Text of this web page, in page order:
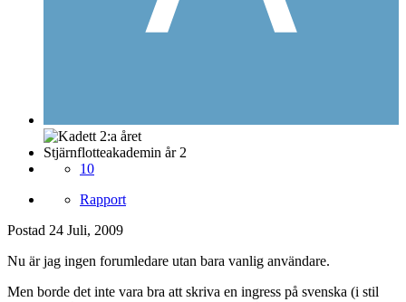
Stjärnflotteakademin år 2
10
Rapport
Postad 24 Juli, 2009
Nu är jag ingen forumledare utan bara vanlig användare.
Men borde det inte vara bra att skriva en ingress på svenska (i stil